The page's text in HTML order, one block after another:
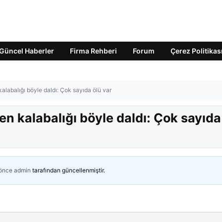
Haberler Firma Rehberi Forum Çerez
böyle daldı: Çok sayıda ölü var
kalabalığı böyle daldı: Çok
admin tarafından güncellenmiştir.